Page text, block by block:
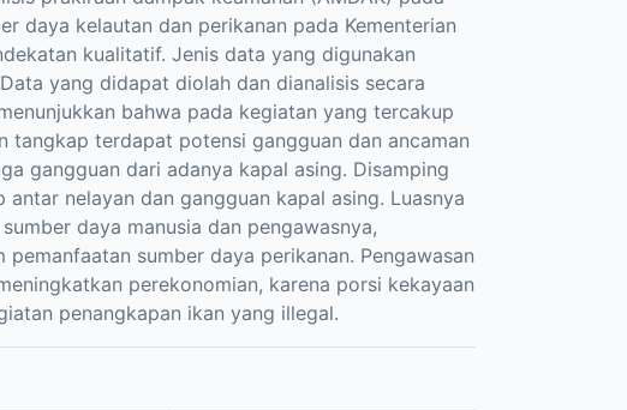
daya kelautan dan perikanan pada Kementerian
kualitatif. Jenis data yang digunakan
yang didapat diolah dan dianalisis secara
bahwa pada kegiatan yang tercakup
tangkap terdapat potensi gangguan dan ancaman
gangguan dari adanya kapal asing. Disamping
nelayan dan gangguan kapal asing. Luasnya
daya manusia dan pengawasnya,
sumber daya perikanan. Pengawasan
perekonomian, karena porsi kekayaan
penangkapan ikan yang illegal.